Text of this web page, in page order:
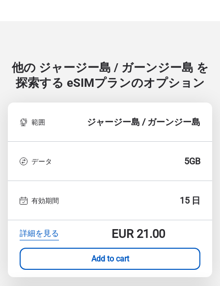
他の ジャージー島 / ガーンジー島 を
探索する eSIMプランのオプション
範囲 ジャージー島 / ガーンジー島
データ 5GB
有効期間 15 日
詳細を見る EUR21.00
Add to cart